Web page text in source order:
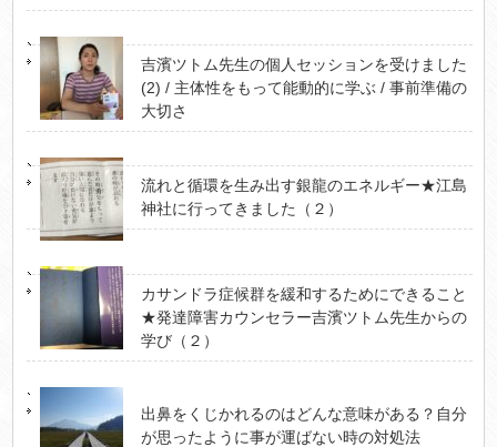
吉濱ツトム先生の個人セッションを受けました
(2) / 主体性をもって能動的に学ぶ / 事前準備の
大切さ
流れと循環を生み出す銀龍のエネルギー★江島
神社に行ってきました（２）
カサンドラ症候群を緩和するためにできること
★発達障害カウンセラー吉濱ツトム先生からの
学び（２）
出鼻をくじかれるのはどんな意味がある？自分
が思ったように事が運ばない時の対処法